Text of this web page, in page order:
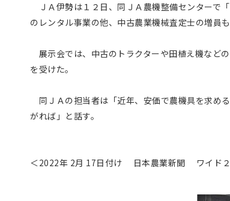
ＪＡ伊勢は１２日、同ＪＡ農機整備センターで
のレンタル事業の他、中古農業機械査定士の増員
展示会では、中古のトラクターや田植え機など
を受けた。
同ＪＡの担当者は「近年、安価で農機具を求め
がれば」と話す。
＜2022年 2月 17日付け 日本農業新聞 ワイド